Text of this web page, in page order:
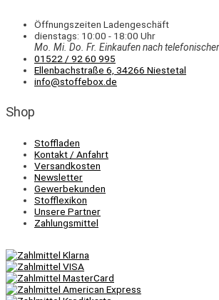
Öffnungszeiten Ladengeschäft
dienstags: 10:00 - 18:00 Uhr
Mo. Mi. Do. Fr. Einkaufennach
01522 / 92 60 995
Ellenbachstraße 6, 34266 Niestetal
info@stoffebox.de
Shop
Stoffladen
Kontakt / Anfahrt
Versandkosten
Newsletter
Gewerbekunden
Stofflexikon
Unsere Partner
Zahlungsmittel